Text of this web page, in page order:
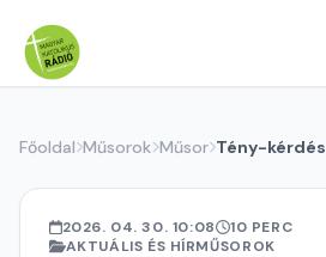
Főoldal Műsorok Műsor Tény-kérdés
2026. 04. 30. 10:08
10 PERC
AKTUÁLIS ÉS HÍRMŰSOROK